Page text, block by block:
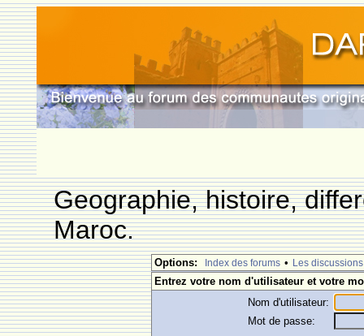
Geographie, histoire,
Maroc.
Options: Index des forums • Les discussions
Entrez votre nom d'utilisateur et votre
Nom d'utilisateur:
Mot de passe: